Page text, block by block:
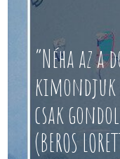
“Néha az a
kimondjuk
csak
(BEROS